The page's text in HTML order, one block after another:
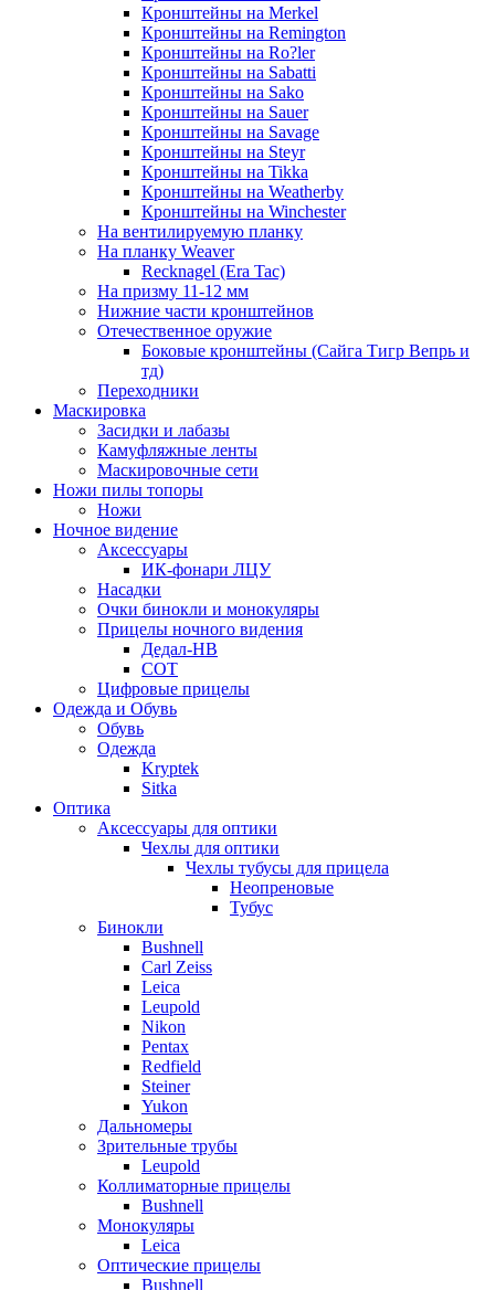
Кронштейны на Merkel
Кронштейны на Remington
Кронштейны на Ro?ler
Кронштейны на Sabatti
Кронштейны на Sako
Кронштейны на Sauer
Кронштейны на Savage
Кронштейны на Steyr
Кронштейны на Tikka
Кронштейны на Weatherby
Кронштейны на Winchester
На вентилируемую планку
На планку Weaver
Recknagel (Era Tac)
На призму 11-12 мм
Нижние части кронштейнов
Отечественное оружие
Боковые кронштейны (Сайга Тигр Вепрь и
тд)
Переходники
Маскировка
Засидки и лабазы
Камуфляжные ленты
Маскировочные сети
Ножи пилы топоры
Ножи
Ночное видение
Аксессуары
ИК-фонари ЛЦУ
Насадки
Очки бинокли и монокуляры
Прицелы ночного видения
Дедал-НВ
СОТ
Цифровые прицелы
Одежда и Обувь
Обувь
Одежда
Kryptek
Sitka
Оптика
Аксессуары для оптики
Чехлы для оптики
Чехлы тубусы для прицела
Неопреновые
Тубус
Бинокли
Bushnell
Carl Zeiss
Leica
Leupold
Nikon
Pentax
Redfield
Steiner
Yukon
Дальномеры
Зрительные трубы
Leupold
Коллиматорные прицелы
Bushnell
Монокуляры
Leica
Оптические прицелы
Bushnell